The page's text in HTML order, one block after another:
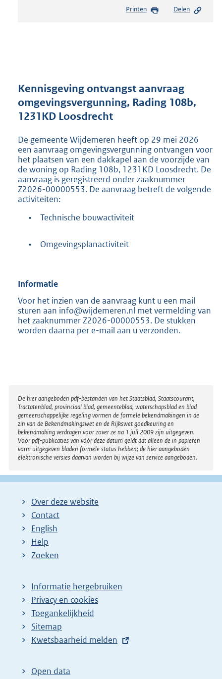
s
r
o
e
:
2
1
9
K
Printen Delen
Kennisgeving ontvangst aanvraag
omgevingsvergunning, Rading 108b,
1231KD Loosdrecht
De gemeente Wijdemeren heeft op 29 mei 2026
een aanvraag omgevingsvergunning ontvangen voor
het plaatsen van een dakkapel aan de voorzijde van
de woning op Rading 108b, 1231KD Loosdrecht. De
aanvraag is geregistreerd onder zaaknummer
Z2026-00000553. De aanvraag betreft de volgende
activiteiten:
•
Technische bouwactiviteit
• Omgevingsplanactiviteit
Informatie
Voor het inzien van de aanvraag kunt u een mail
sturen aan info@wijdemeren.nl met vermelding van
het zaaknummer Z2026-00000553. De stukken
worden daarna per e-mail aan u verzonden.
Disclaimer
De hier aangeboden pdf-bestanden van het Staatsblad, Staatscourant,
Tractatenblad, provinciaal blad, gemeenteblad, waterschapsblad en blad
gemeenschappelijke regeling vormen de formele bekendmakingen in de
zin van de Bekendmakingswet en de Rijkswet goedkeuring en
bekendmaking verdragen voor zover ze na 1 juli 2009 zijn uitgegeven.
Voor pdf-publicaties van vóór deze datum geldt dat alleen de in papieren
vorm uitgegeven bladen formele status hebben; de hier aangeboden
elektronische versies daarvan worden bij wijze van service aangeboden.
Over deze website
Contact
English
Help
Zoeken
Informatie hergebruiken
Privacy en cookies
Toegankelijkheid
Sitemap
E
t
Kwetsbaarheid melden
Open data